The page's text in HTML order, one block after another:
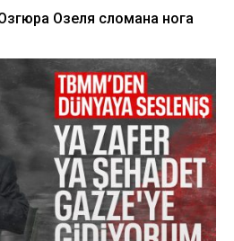
Озеля сломана нога